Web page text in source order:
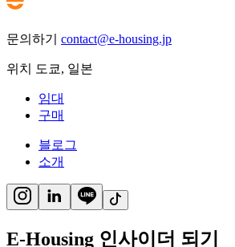
문의하기 contact@e-housing.jp
위치 도쿄, 일본
임대
구매
블로그
소개
E-Housing 인사이더 되기